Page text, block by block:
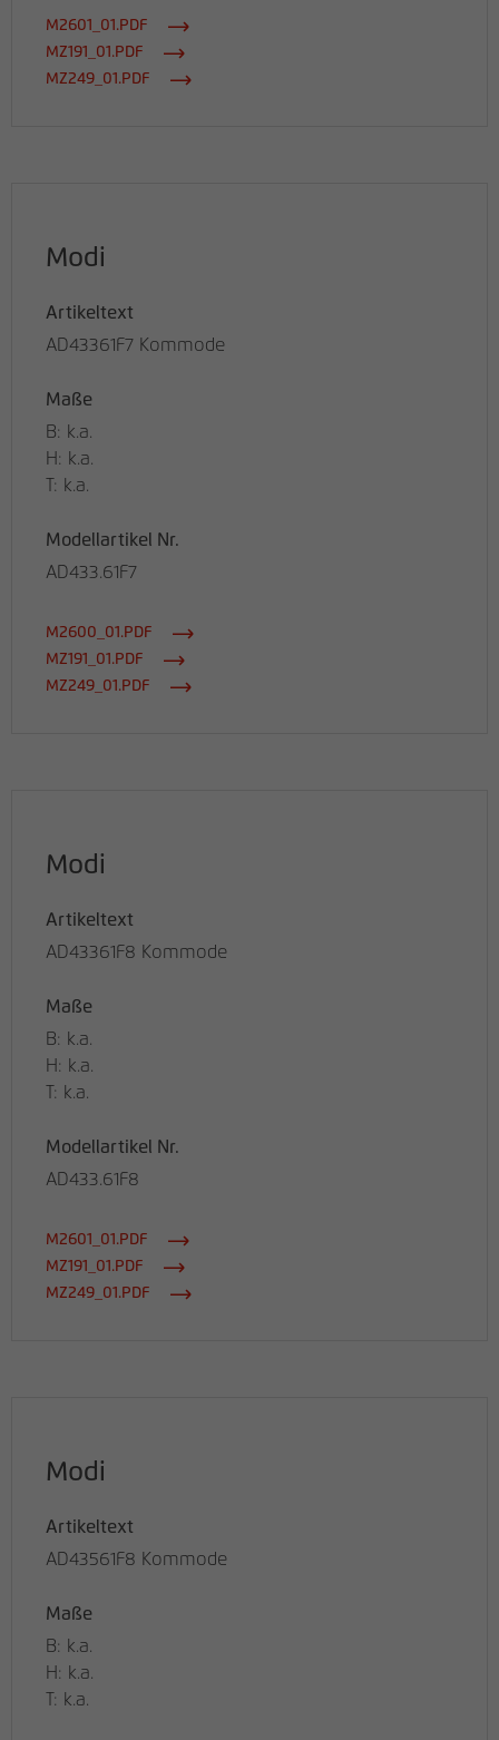
M2601_01.PDF
MZ191_01.PDF
MZ249_01.PDF
Modi
Artikeltext
AD43361F7 Kommode
Maße
B: k.a.
H: k.a.
T: k.a.
Modellartikel Nr.
AD433.61F7
M2600_01.PDF
MZ191_01.PDF
MZ249_01.PDF
Modi
Artikeltext
AD43361F8 Kommode
Maße
B: k.a.
H: k.a.
T: k.a.
Modellartikel Nr.
AD433.61F8
M2601_01.PDF
MZ191_01.PDF
MZ249_01.PDF
Modi
Artikeltext
AD43561F8 Kommode
Maße
B: k.a.
H: k.a.
T: k.a.